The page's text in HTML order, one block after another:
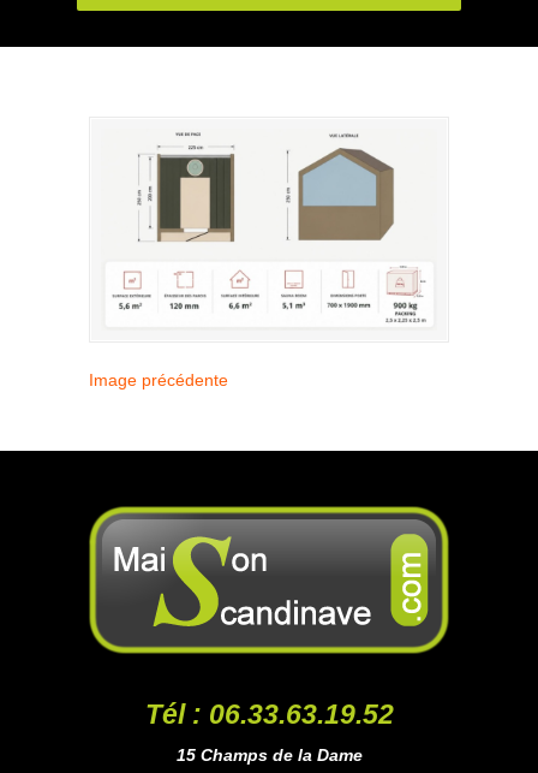
Image précédente
Tél : 06.33.63.19.52
15 Champs de la Dame